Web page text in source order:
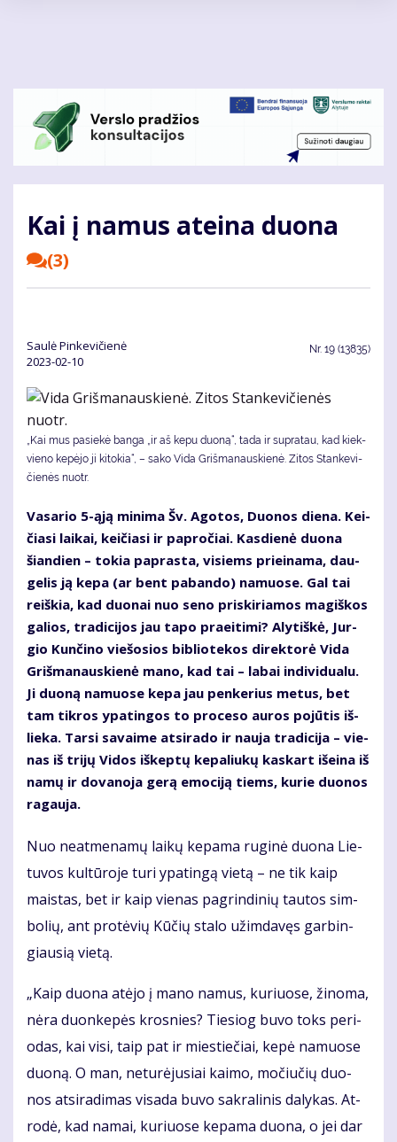
Kai į na­mus at­ei­na duo­na
(3)
Saulė Pinkevičienė
2023-02-10
Nr. 19 (13835)
„Kai mus pa­sie­kė ban­ga „ir aš ke­pu duo­ną“, ta­da ir su­pra­tau, kad kiek­
vie­no ke­pė­jo ji ki­to­kia“, – sako Vida Griš­ma­naus­kienė. Zi­tos Stan­ke­vi­
čie­nės nuotr.
Va­sa­rio 5-ąją mi­ni­ma Šv. Ago­tos, Duo­nos die­na. Kei­
čia­si lai­kai, kei­čia­si ir pa­pro­čiai. Kas­die­nė duo­na
šian­dien – to­kia pa­pras­ta, vi­siems pri­ei­na­ma, dau­
ge­lis ją ke­pa (ar bent pa­ban­do) na­muo­se. Gal tai
reiš­kia, kad duo­nai nuo se­no pri­ski­ria­mos ma­giš­kos
ga­lios, tra­di­ci­jos jau ta­po pra­ei­ti­mi? Aly­tiš­kė, Jur­
gio Kun­či­no vie­šo­sios bib­lio­te­kos di­rek­to­rė Vi­da
Griš­ma­naus­kie­nė ma­no, kad tai – la­bai in­di­vi­du­a­lu.
Ji duo­ną na­muo­se ke­pa jau pen­ke­rius me­tus, bet
tam tik­ros ypa­tin­gos to pro­ce­so au­ros po­jū­tis iš­
lie­ka. Tar­si sa­vai­me at­si­ra­do ir nau­ja tra­di­ci­ja – vie­
nas iš tri­jų Vi­dos iš­kep­tų ke­pa­liu­kų kas­kart iš­ei­na iš
na­mų ir do­va­no­ja ge­rą emo­ci­ją tiems, kurie duonos
ragauja.
Nuo ne­at­me­na­mų lai­kų ke­pa­ma ru­gi­nė duo­na Lie­
tu­vos kul­tū­ro­je tu­ri ypa­tin­gą vie­tą – ne tik kaip
mais­tas, bet ir kaip vie­nas pa­grin­di­nių tau­tos sim­
bo­lių, ant pro­tė­vių Kū­čių sta­lo už­im­da­vęs gar­bin­
giau­sią vie­tą.
„Kaip duo­na at­ėjo į ma­no na­mus, ku­riuo­se, ži­no­ma,
nė­ra duon­ke­pės kros­nies? Tie­siog bu­vo toks pe­ri­
odas, kai vi­si, taip pat ir mies­tie­čiai, ke­pė na­muo­se
duo­ną. O man, ne­tu­rė­ju­siai kai­mo, mo­čiu­čių duo­
nos at­si­ra­di­mas vi­sa­da bu­vo sak­ra­li­nis da­ly­kas. At­
ro­dė, kad na­mai, ku­riuo­se ke­pa­ma duo­na, o jei dar